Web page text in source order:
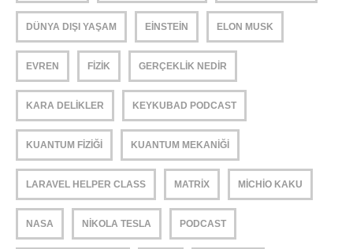
DÜNYA DIŞI YAŞAM EINSTEIN ELON MUSK
EVREN FIZIK GERÇEKLIK NEDIR
KARA DELIKLER KEYKUBAD PODCAST
KUANTUM FIZIĞI KUANTUM MEKANIĞI
LARAVEL HELPER CLASS MATRIX MICHIO KAKU
NASA NIKOLA TESLA PODCAST